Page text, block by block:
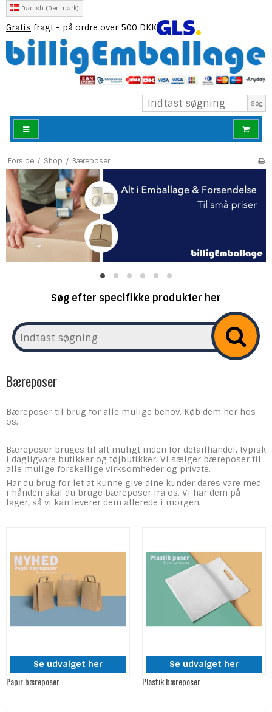
Danish (Denmark)
Gratis fragt - på ordre over 500 DKK
Søg
Forside / Shop / Bæreposer
Søg efter specifikke produkter her
Bæreposer
Bæreposer til brug for alle mulige behov. Køb dem her hos
os.
Bæreposer bruges til alt muligt inden for detailhandel, typisk
i dagligvare butikker og tøjbutikker. Vi sælger bæreposer til
alle mulige forskellige virksomheder og private.
Har du brug for let at kunne give dine kunder deres vare med
i hånden skal du bruge bæreposer fra os. Vi har dem på
lager, så vi kan leverer dem allerede i morgen.
Se udvalget her
Papir bæreposer
Se udvalget her
Plastik bæreposer